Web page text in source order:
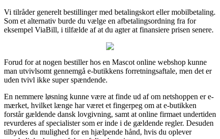
Vi tilråder generelt bestillinger med betalingskort eller mobilbetaling.
Som et alternativ burde du vælge en afbetalingsordning fra for
eksempel ViaBill, i tilfælde af at du agter at finansiere prisen senere.
Forud for at nogen bestiller hos en Mascot online webshop kunne
man utvivlsomt gennemgå e-butikkens forretningsaftale, men det er
uden tvivl ikke super spændende.
En nemmere løsning kunne være at finde ud af om netshoppen er e-
mærket, hvilket længe har været et fingerpeg om at e-butikken
forstår gældende dansk lovgivning, samt at online firmaet undertiden
revurderes af specialister som er inde i de gældende regler. Desuden
tilbydes du mulighed for en hjælpende hånd, hvis du oplever